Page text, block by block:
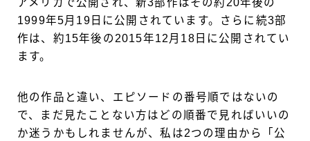
アメリカで公開され、新3部作はその約20年後の
1999年5月19日に公開されています。さらに続3部
作は、約15年後の2015年12月18日に公開されてい
ます。
他の作品と違い、エピソードの番号順ではないの
で、まだ見たことない方はどの順番で見ればいいの
か迷うかもしれませんが、私は2つの理由から「公